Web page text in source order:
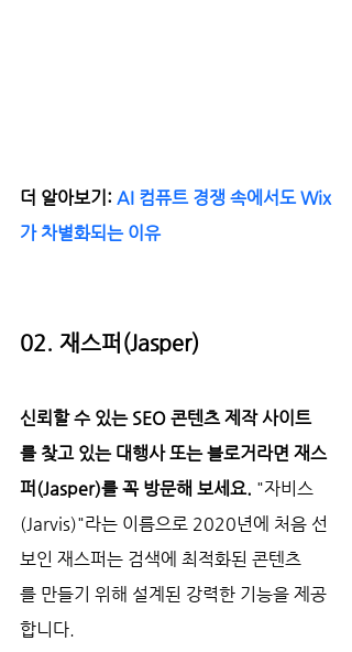
더 알아보기: AI 컴퓨트 경쟁 속에서도 Wix
가 차별화되는 이유
02. 재스퍼(Jasper)
신뢰할 수 있는 SEO 콘텐츠 제작 사이트
를 찾고 있는 대행사 또는 블로거라면 재스
퍼(Jasper)를 꼭 방문해 보세요. "자비스
(Jarvis)"라는 이름으로 2020년에 처음 선
보인 재스퍼는 검색에 최적화된 콘텐츠
를 만들기 위해 설계된 강력한 기능을 제공
합니다.